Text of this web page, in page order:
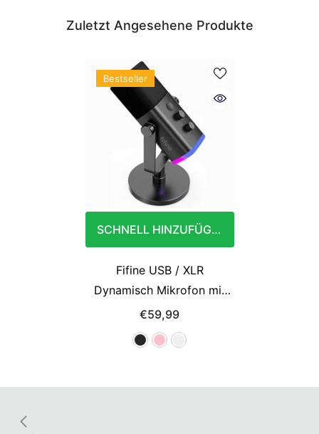
Zuletzt Angesehene Produkte
Bestseller
SCHNELL HINZUFÜGEN
Fifine USB / XLR
Dynamisch Mikrofon mit
Stummschalttaste und
Kopfhörerbuchse, AM8
€59,99